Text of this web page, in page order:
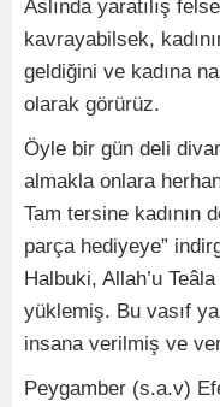
Aslında yaratılış
kavrayabilsek,
geldiğini ve kadına
olarak görürüz.
Öyle bir gün deli
almakla onlara
Tam tersine kadının
parça hediyeye”
Halbuki, Allah’u Teâla
yüklemiş. Bu vasıf
insana verilmiş ve
Peygamber (s.a.v)